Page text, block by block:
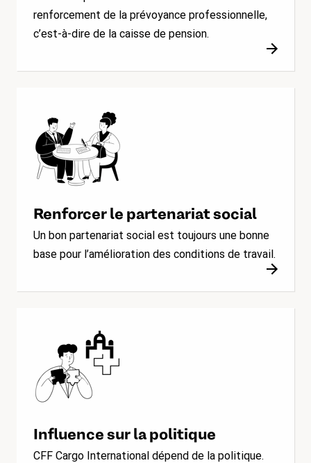
renforcement de la prévoyance professionnelle,
c’est-à-dire de la caisse de pension.
Renforcer le partenariat social
Un bon partenariat social est toujours une bonne
base pour l’amélioration des conditions de travail.
Influence sur la politique
CFF Cargo International dépend de la politique.